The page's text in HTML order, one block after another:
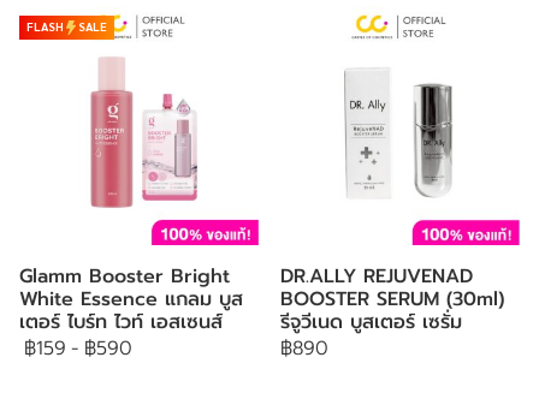
FLASH SALE
Glamm Booster Bright
White Essence แกลม บูส
เตอร์ ไบร์ท ไวท์ เอสเซนส์
฿159 - ฿590
DR.ALLY REJUVENAD
BOOSTER SERUM (30ml)
รีจูวีเนด บูสเตอร์ เซรั่ม
฿890